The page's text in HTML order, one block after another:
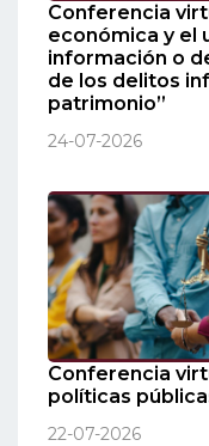
Conferencia
económica y el
información o
de los delitos
patrimonio”
24-07-2026
Conferencia
políticas
22-07-2026